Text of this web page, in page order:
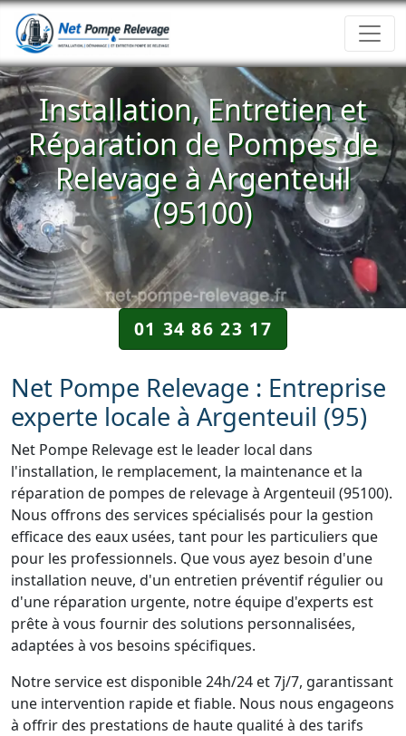
Installation, Entretien et
Réparation de Pompes de
Relevage à Argenteuil
(95100)
01 34 86 23 17
Net Pompe Relevage : Entreprise
experte locale à Argenteuil (95)
Net Pompe Relevage est le leader local dans
l'installation, le remplacement, la maintenance et la
réparation de pompes de relevage à Argenteuil (95100).
Nous offrons des services spécialisés pour la gestion
efficace des eaux usées, tant pour les particuliers que
pour les professionnels. Que vous ayez besoin d'une
installation neuve, d'un entretien préventif régulier ou
d'une réparation urgente, notre équipe d'experts est
prête à vous fournir des solutions personnalisées,
adaptées à vos besoins spécifiques.
Notre service est disponible 24h/24 et 7j/7, garantissant
une intervention rapide et fiable. Nous nous engageons
à offrir des prestations de haute qualité à des tarifs